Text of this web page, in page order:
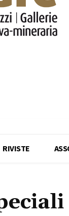
RIVISTE